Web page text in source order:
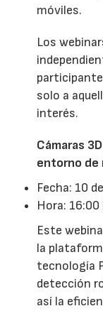
móviles.
Los
solo a
interés.
Cámaras
entorno de
Fecha: 10
Hora: 16:00
Este
la
tecnología
detección
así la